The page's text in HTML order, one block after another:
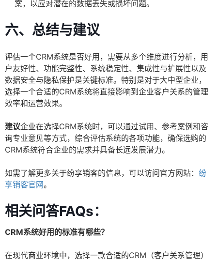
案，以应对潜在的数据丢失或损坏问题。
六、总结与建议
评估一个CRM系统是否好用，需要从多个维度进行分析，用
户友好性、功能完整性、系统稳定性、集成性与扩展性以及
数据安全与隐私保护是关键标准。特别是对于大中型企业，
选择一个合适的CRM系统将直接影响到企业客户关系的管理
效率和运营效果。
建议企业在选择CRM系统时，可以通过试用、参考案例和咨
询专业意见等方式，综合评估系统的各项功能，确保选购的
CRM系统符合企业的需求并具备长远发展潜力。
如需了解更多关于纷享销客的信息，可以访问官方网站： 纷
享销客官网。
相关问答FAQs：
CRM系统好用的标准有哪些？
在现代商业环境中，选择一款合适的CRM（客户关系管理）